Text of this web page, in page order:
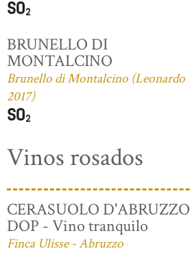
BRUNELLO DI
MONTALCINO
Brunello di Montalcino (Leonardo
2017)
Vinos rosados
CERASUOLO D'ABRUZZO
DOP - Vino tranquilo
Finca Ulisse - Abruzzo